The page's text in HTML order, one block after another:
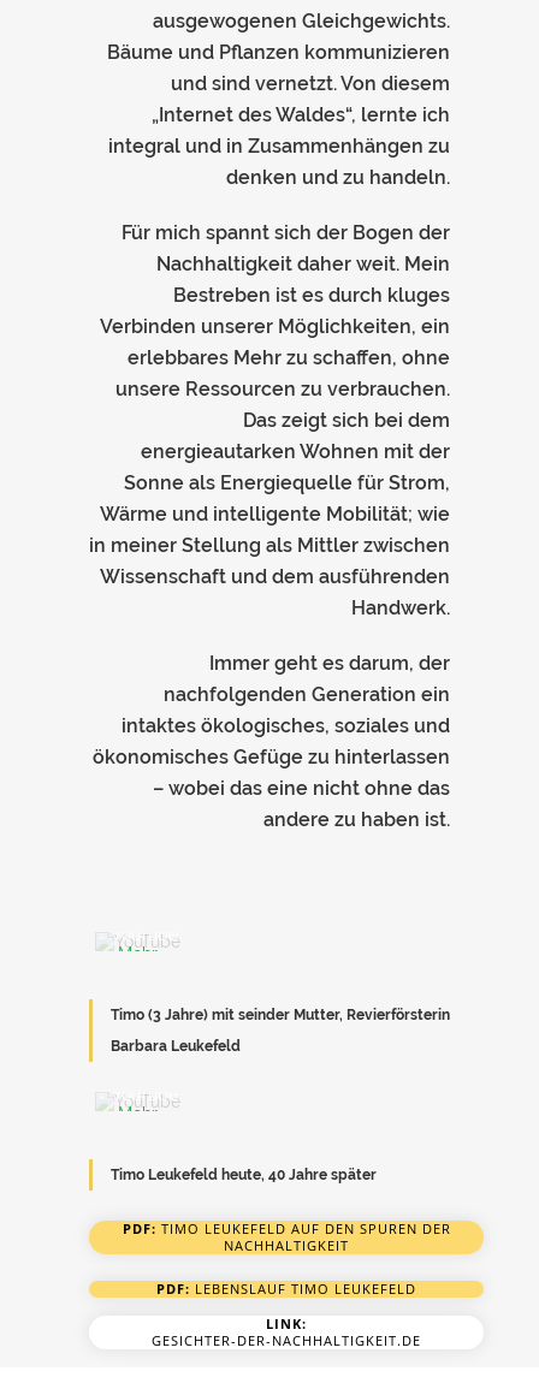
ausgewogenen Gleichgewichts.
Bäume und Pflanzen kommunizieren
und sind vernetzt. Von diesem
„Internet des Waldes“, lernte ich
integral und in Zusammenhängen zu
denken und zu handeln.
Für mich spannt sich der Bogen der
Nachhaltigkeit daher weit. Mein
Bestreben ist es durch kluges
Verbinden unserer Möglichkeiten, ein
erlebbares Mehr zu schaffen, ohne
unsere Ressourcen zu verbrauchen.
Das zeigt sich bei dem
energieautarken Wohnen mit der
Sonne als Energiequelle für Strom,
Wärme und intelligente Mobilität; wie
in meiner Stellung als Mittler zwischen
Wissenschaft und dem ausführenden
Handwerk.
Immer geht es darum, der
nachfolgenden Generation ein
intaktes ökologisches, soziales und
ökonomisches Gefüge zu hinterlassen
– wobei das eine nicht ohne das
andere zu haben ist.
dem
YouTube.
Mehr
Video
laden
YouTube
Timo (3 Jahre) mit seinder Mutter, Revierförsterin
Barbara Leukefeld
Laden
Sie
die
Datenschutzerklärung
YouTube.
Mehr
Video
immer
entsperren
Timo Leukefeld heute, 40 Jahre später
PDF: TIMO LEUKEFELD AUF DEN SPUREN DER
NACHHALTIGKEIT
PDF: LEBENSLAUF TIMO LEUKEFELD
LINK:
GESICHTER-DER-NACHHALTIGKEIT.DE